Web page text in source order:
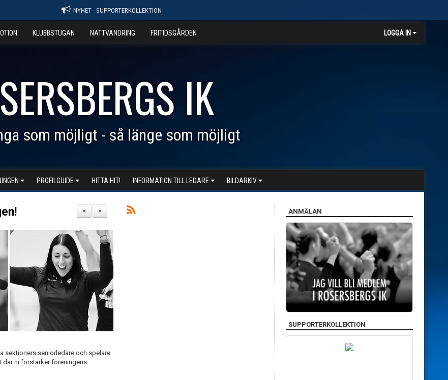
NYHET - SUPPORTERKOLLEKTION
KLUBBSTUGAN NATTVANDRING FRITIDSGÅRDEN LOGGA IN
IK
som möjligt - så länge som möjligt
PROFILGUIDE HITTA HIT! INFORMATION TILL LEDARE BILDARKIV
>
<
sektioners seniorledare och spelare
där ni förstärker föreningens
ANMÄLAN
SUPPORTERKOLLEKTION